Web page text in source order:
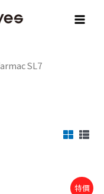
SL7
特價